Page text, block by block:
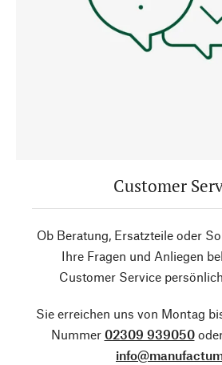
Customer
Ob Beratung, Ersatzteile oder
Ihre Fragen und Anliegen
Customer Service
Sie erreichen uns von Montag
Nummer 02309 939050